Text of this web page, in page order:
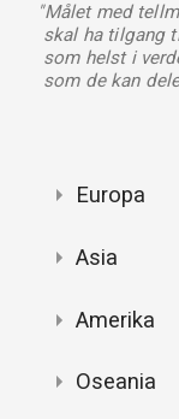
"Målet med
skal ha tilgang
som helst i
som de kan
Europa
Asia
Amerika
Oseania